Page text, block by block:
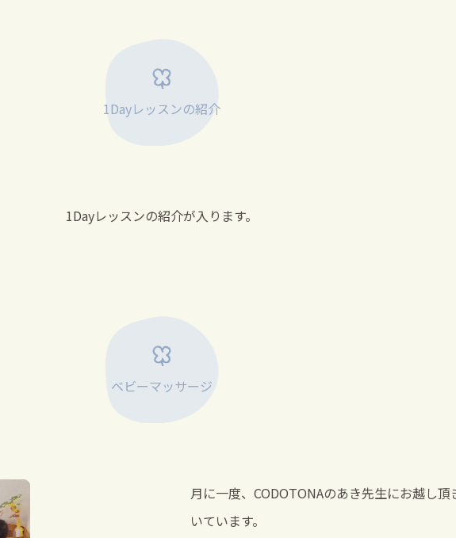
1Dayレッスンの紹介
1Dayレッスンの紹介が入ります。
ベビーマッサージ
月に一度、CODOTONAのあき先生にお越し
いています。